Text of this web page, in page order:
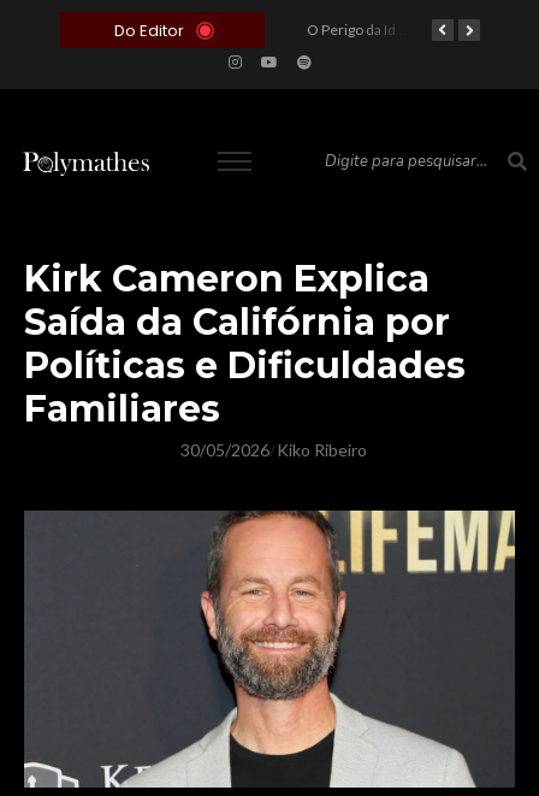
Do Editor
O Voto como Moeda: Clientelismo e o Analfabetismo Funcional Político no Brasil O Perigo da Ideologia Desenfreada na Justiça: Quando a Pauta Política Substitui a Pena Criminal
Kirk Cameron Explica
Saída da Califórnia por
Políticas e Dificuldades
Familiares
30/05/2026/ Kiko Ribeiro